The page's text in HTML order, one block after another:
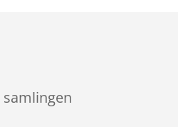
samlingen